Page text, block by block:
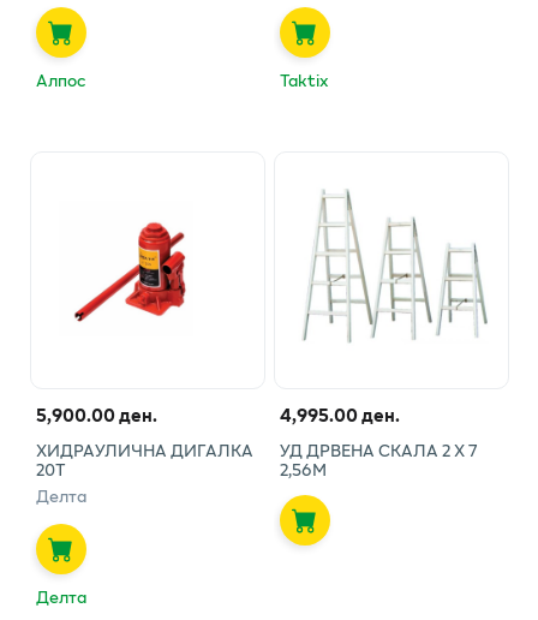
Алпос Taktix
5,900.00 ден.
ХИДРАУЛИЧНА ДИГАЛКА
20Т
Делта
Делта
4,995.00 ден.
УД ДРВЕНА СКАЛА 2 X 7
2,56M